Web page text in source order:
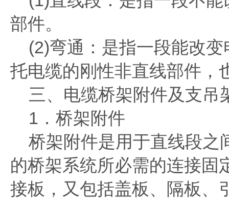
部件。
(2)弯通：是指一段能改变
托电缆的刚性非直线部件，
三、电缆桥架附件及支吊
1．桥架附件
桥架附件是用于直线段之
的桥架系统所必需的连接固
接板，又包括盖板、隔板、